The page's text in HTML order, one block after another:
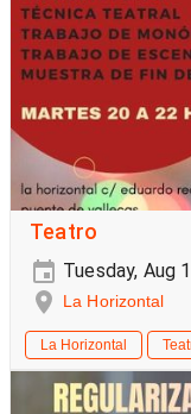
Teatro
Tuesday, Aug
La Horizontal
La Horizontal